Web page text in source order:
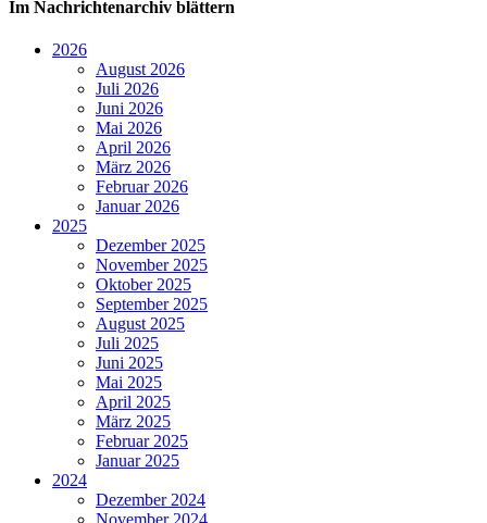
Im Nachrichtenarchiv blättern
2026
August 2026
Juli 2026
Juni 2026
Mai 2026
April 2026
März 2026
Februar 2026
Januar 2026
2025
Dezember 2025
November 2025
Oktober 2025
September 2025
August 2025
Juli 2025
Juni 2025
Mai 2025
April 2025
März 2025
Februar 2025
Januar 2025
2024
Dezember 2024
November 2024